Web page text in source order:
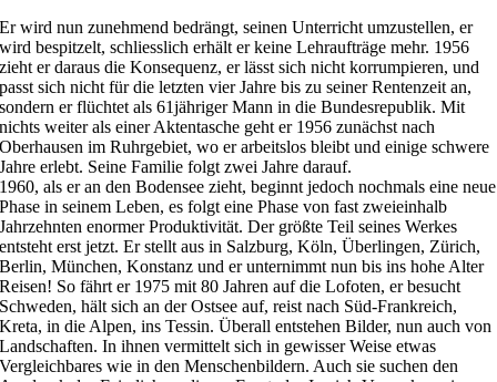
Er wird nun zunehmend bedrängt, seinen Unterricht umzustellen, er
wird bespitzelt, schliesslich erhält er keine Lehraufträge mehr. 1956
zieht er daraus die Konsequenz, er lässt sich nicht korrumpieren, und
passt sich nicht für die letzten vier Jahre bis zu seiner Rentenzeit an,
sondern er flüchtet als 61jähriger Mann in die Bundesrepublik. Mit
nichts weiter als einer Aktentasche geht er 1956 zunächst nach
Oberhausen im Ruhrgebiet, wo er arbeitslos bleibt und einige schwere
Jahre erlebt. Seine Familie folgt zwei Jahre darauf.
1960, als er an den Bodensee zieht, beginnt jedoch nochmals eine neue
Phase in seinem Leben, es folgt eine Phase von fast zweieinhalb
Jahrzehnten enormer Produktivität. Der größte Teil seines Werkes
entsteht erst jetzt. Er stellt aus in Salzburg, Köln, Überlingen, Zürich,
Berlin, München, Konstanz und er unternimmt nun bis ins hohe Alter
Reisen! So fährt er 1975 mit 80 Jahren auf die Lofoten, er besucht
Schweden, hält sich an der Ostsee auf, reist nach Süd-Frankreich,
Kreta, in die Alpen, ins Tessin. Überall entstehen Bilder, nun auch von
Landschaften. In ihnen vermittelt sich in gewisser Weise etwas
Vergleichbares wie in den Menschenbildern. Auch sie suchen den